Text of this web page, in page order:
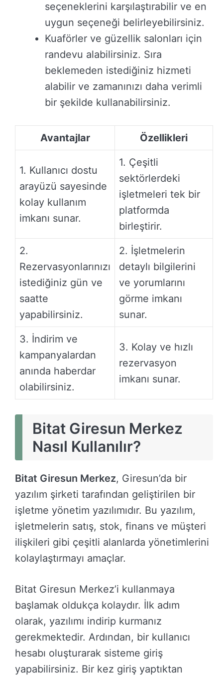
seçeneklerini karşılaştırabilir ve en
uygun seçeneği belirleyebilirsiniz.
Kuaförler ve güzellik salonları için
randevu alabilirsiniz. Sıra
beklemeden istediğiniz hizmeti
alabilir ve zamanınızı daha verimli
bir şekilde kullanabilirsiniz.
Avantajlar Özellikleri
1. Kullanıcı dostu
arayüzü sayesinde
kolay kullanım
imkanı sunar.
1. Çeşitli
sektörlerdeki
işletmeleri tek bir
platformda
birleştirir.
2.
Rezervasyonlarınızı
istediğiniz gün ve
saatte
yapabilirsiniz.
2. İşletmelerin
detaylı bilgilerini
ve yorumlarını
görme imkanı
sunar.
3. İndirim ve
kampanyalardan
anında haberdar
olabilirsiniz.
3. Kolay ve hızlı
rezervasyon
imkanı sunar.
Bitat Giresun Merkez
Nasıl Kullanılır?
Bitat Giresun Merkez, Giresun’da bir
yazılım şirketi tarafından geliştirilen bir
işletme yönetim yazılımıdır. Bu yazılım,
işletmelerin satış, stok, finans ve müşteri
ilişkileri gibi çeşitli alanlarda yönetimlerini
kolaylaştırmayı amaçlar.
Bitat Giresun Merkez’i kullanmaya
başlamak oldukça kolaydır. İlk adım
olarak, yazılımı indirip kurmanız
gerekmektedir. Ardından, bir kullanıcı
hesabı oluşturarak sisteme giriş
yapabilirsiniz. Bir kez giriş yaptıktan